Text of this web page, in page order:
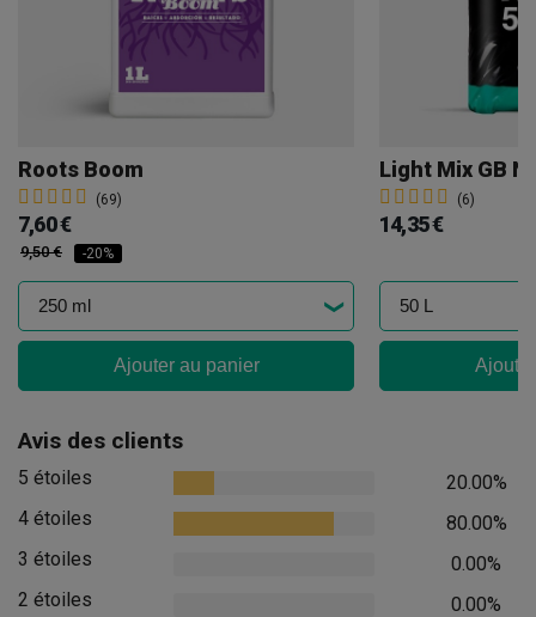
Roots Boom
(69)
7,60 €
9,50 € -20%
Ajouter au panier
Light Mix GB
(6)
14,35 €
Avis des clients
5 étoiles
20.00%
4 étoiles
80.00%
3 étoiles
0.00%
2 étoiles
0.00%